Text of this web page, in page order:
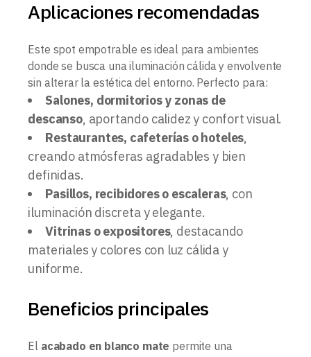
Aplicaciones recomendadas
Este spot empotrable es ideal para ambientes
donde se busca una iluminación cálida y envolvente
sin alterar la estética del entorno. Perfecto para:
Salones, dormitorios y zonas de
descanso, aportando calidez y confort visual.
Restaurantes, cafeterías o hoteles,
creando atmósferas agradables y bien
definidas.
Pasillos, recibidores o escaleras, con
iluminación discreta y elegante.
Vitrinas o expositores, destacando
materiales y colores con luz cálida y
uniforme.
Beneficios principales
El acabado en blanco mate permite una